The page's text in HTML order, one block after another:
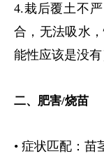
4.栽后覆土不
合，无法吸水
能性应该是没有
二、肥害/烧苗
• 症状匹配：苗